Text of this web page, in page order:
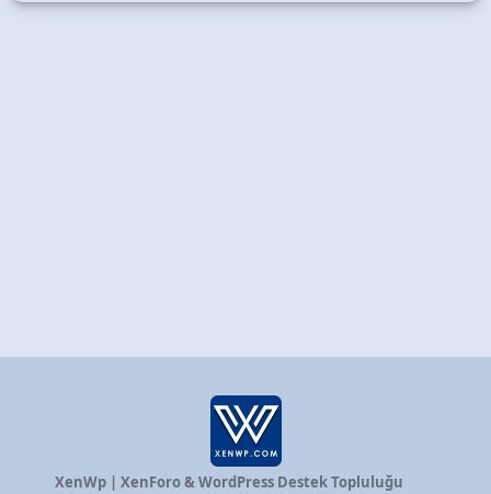
XenWp | XenForo & WordPress Destek Topluluğu